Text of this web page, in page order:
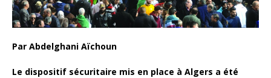
Par Abdelghani Aïchoun
Le dispositif sécuritaire mis en place à Algers a été